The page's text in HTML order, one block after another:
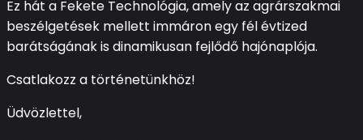
Ez hát a Fekete Technológia, amely az agrárszakmai
beszélgetések mellett immáron egy fél évtized
barátságának is dinamikusan fejlődő hajónaplója.
Csatlakozz a történetünkhöz!
Üdvözlettel,